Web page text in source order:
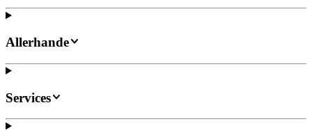
Allerhande
Services